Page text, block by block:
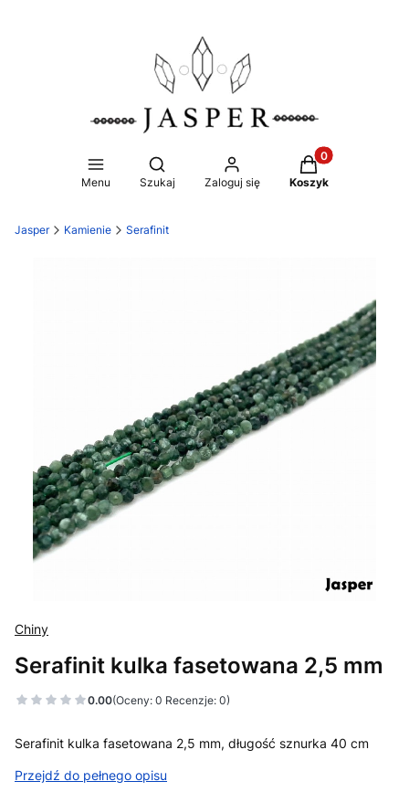
Menu
Otwórz wyszukiwarkę
Szukaj Zaloguj się
Produkty w
Koszyk
Jasper Kamienie Serafinit
Chiny
Serafinit kulka fasetowana 2,5 mm
0.00(Oceny: 0 Recenzje: 0)
Serafinit kulka fasetowana 2,5 mm, długość sznurka 40 cm
Przejdź do pełnego opisu